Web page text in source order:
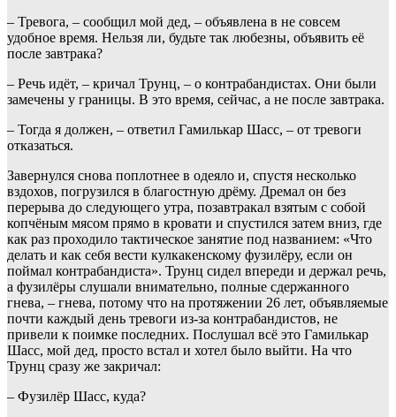
– Тревога, – сообщил мой дед, – объявлена в не совсем
удобное время. Нельзя ли, будьте так любезны, объявить её
после завтрака?
– Речь идёт, – кричал Трунц, – о контрабандистах. Они были
замечены у границы. В это время, сейчас, а не после завтрака.
– Тогда я должен, – ответил Гамилькар Шасс, – от тревоги
отказаться.
Завернулся снова поплотнее в одеяло и, спустя несколько
вздохов, погрузился в благостную дрёму. Дремал он без
перерыва до следующего утра, позавтракал взятым с собой
копчёным мясом прямо в кровати и спустился затем вниз, где
как раз проходило тактическое занятие под названием: «Что
делать и как себя веcти кулкакенскому фузилёру, если он
поймал контрабандиста». Трунц сидел впереди и держал речь,
а фузилёры слушали внимательно, полные сдержанного
гнева, – гнева, потому что на протяжении 26 лет, объявляемые
почти каждый день тревоги из-за контрабандистов, не
привели к поимке последних. Послушал всё это Гамилькар
Шасс, мой дед, просто встал и хотел было выйти. На что
Трунц сразу же закричал:
– Фузилёр Шасс, куда?